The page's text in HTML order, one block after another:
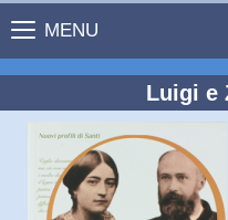
MENU
Luigi e